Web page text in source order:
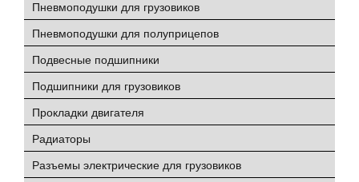
Пневмоподушки для грузовиков
Пневмоподушки для полуприцепов
Подвесные подшипники
Подшипники для грузовиков
Прокладки двигателя
Радиаторы
Разъемы электрические для грузовиков